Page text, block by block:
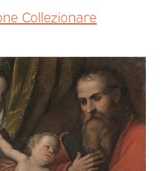
Collezionare